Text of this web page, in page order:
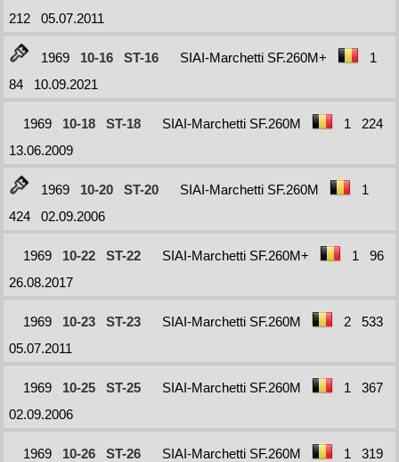
212
05.07.2011
1969 10-16 ST-16 SIAI-Marchetti SF.260M+
1
84
10.09.2021
1969 10-18 ST-18 SIAI-Marchetti SF.260M 1
224
13.06.2009
1969 10-20 ST-20 SIAI-Marchetti SF.260M
1
424
02.09.2006
1969 10-22 ST-22 SIAI-Marchetti SF.260M+ 1
96
26.08.2017
1969 10-23 ST-23 SIAI-Marchetti SF.260M 2
533
05.07.2011
1969 10-25 ST-25 SIAI-Marchetti SF.260M 1
367
02.09.2006
1969 10-26 ST-26 SIAI-Marchetti SF.260M 1
319